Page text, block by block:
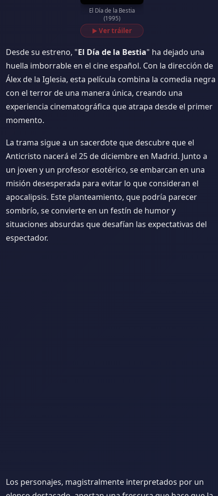
El Día de la Bestia
(1995)
▶ Ver tráiler
Desde su estreno, "El Día de la Bestia" ha dejado una
huella imborrable en el cine español. Con la dirección de
Álex de la Iglesia, esta película combina la comedia negra
con el terror de una manera única, creando una
experiencia cinematográfica que atrapa desde el primer
momento.
La trama sigue a un sacerdote que descubre que el
Anticristo nacerá el 25 de diciembre en Madrid. Junto a
un joven y un profesor esotérico, se embarcan en una
misión desesperada para evitar lo que consideran el
apocalipsis. Este planteamiento, que podría parecer
sombrío, se convierte en un festín de humor y
situaciones absurdas que desafían las expectativas del
espectador.
Los personajes, magistralmente interpretados por un